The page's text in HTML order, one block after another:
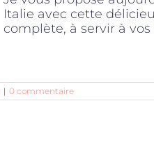
Italie avec cette
complète, à servir à
| 0 commentaire